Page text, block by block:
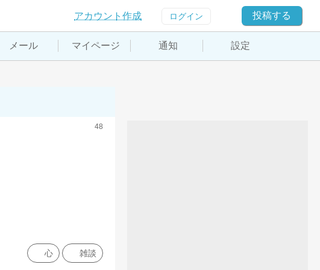
アカウント作成 ログイン 投稿する
メール マイページ 通知 設定
48
心 雑談